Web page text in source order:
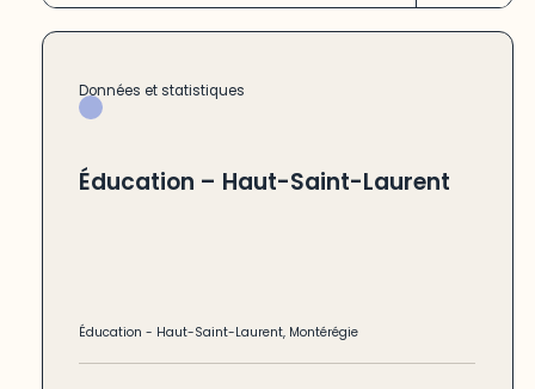
Données et statistiques
Éducation – Haut-Saint-Laurent
Éducation - Haut-Saint-Laurent, Montérégie